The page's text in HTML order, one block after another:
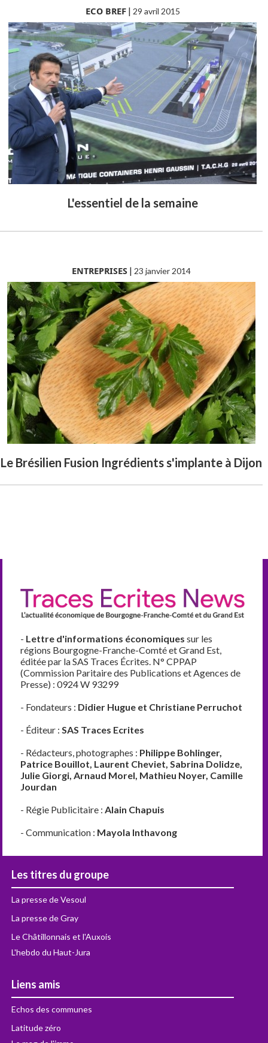
ECO BREF| 29 avril 2015
L'essentiel de la semaine
ENTREPRISES | 23 janvier 2014
Le Brésilien Fusion Ingrédients s'implante à Dijon
- Lettre d'informations économiques sur les
régions Bourgogne-Franche-Comté et Grand Est,
éditée par la SAS Traces Écrites. N° CPPAP
(Commission Paritaire des Publications et Agences de
Presse) : 0924 W 93299
- Fondateurs : Didier Hugue et Christiane Perruchot
- Éditeur :SAS Traces Ecrites
- Rédacteurs, photographes : Philippe Bohlinger,
Patrice Bouillot, Laurent Cheviet, Sabrina Dolidze,
Julie Giorgi, Arnaud Morel, Mathieu Noyer, Camille
Jourdan
- Régie Publicitaire :Alain Chapuis
- Communication : Mayola Inthavong
Les titres du groupe
La presse de Vesoul
La presse de Gray
Le Châtillonnais et l'Auxois
L'hebdo du Haut-Jura
Liens amis
Echos des communes
Latitude zéro